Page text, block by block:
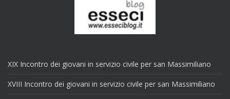
XIX Incontro dei giovani in servizio civile per san Massimiliano
XVIII Incontro dei giovani in servizio civile per san Massimiliano